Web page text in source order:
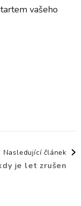
vašeho
Nasledující článek
je let zrušen